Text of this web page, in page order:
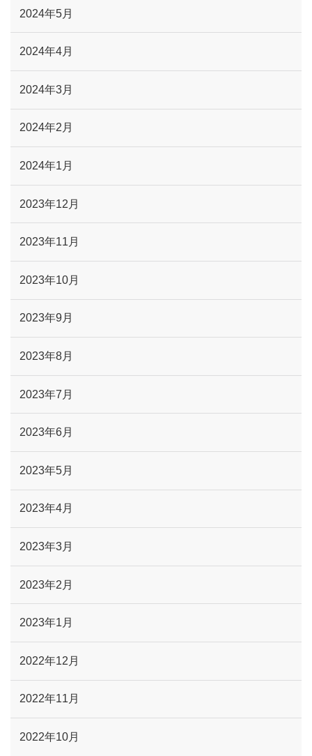
2024年5月
2024年4月
2024年3月
2024年2月
2024年1月
2023年12月
2023年11月
2023年10月
2023年9月
2023年8月
2023年7月
2023年6月
2023年5月
2023年4月
2023年3月
2023年2月
2023年1月
2022年12月
2022年11月
2022年10月